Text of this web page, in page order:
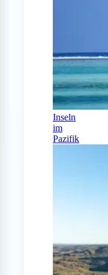
Inseln
im
Pazifik